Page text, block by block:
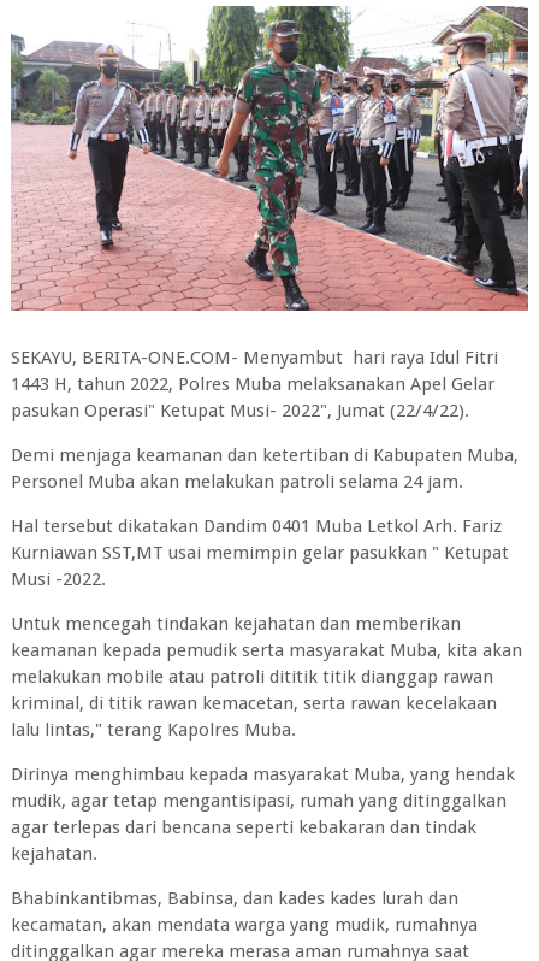
SEKAYU, BERITA-ONE.COM- Menyambut hari raya Idul Fitri
1443 H, tahun 2022, Polres Muba melaksanakan Apel Gelar
pasukan Operasi" Ketupat Musi- 2022", Jumat (22/4/22).
Demi menjaga keamanan dan ketertiban di Kabupaten Muba,
Personel Muba akan melakukan patroli selama 24 jam.
Hal tersebut dikatakan Dandim 0401 Muba Letkol Arh. Fariz
Kurniawan SST,MT usai memimpin gelar pasukkan " Ketupat
Musi -2022.
Untuk mencegah tindakan kejahatan dan memberikan
keamanan kepada pemudik serta masyarakat Muba, kita akan
melakukan mobile atau patroli dititik titik dianggap rawan
kriminal, di titik rawan kemacetan, serta rawan kecelakaan
lalu lintas," terang Kapolres Muba.
Dirinya menghimbau kepada masyarakat Muba, yang hendak
mudik, agar tetap mengantisipasi, rumah yang ditinggalkan
agar terlepas dari bencana seperti kebakaran dan tindak
kejahatan.
Bhabinkantibmas, Babinsa, dan kades kades lurah dan
kecamatan, akan mendata warga yang mudik, rumahnya
ditinggalkan agar mereka merasa aman rumahnya saat